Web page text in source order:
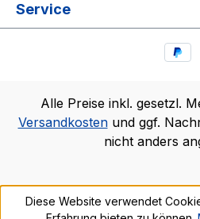
Service
Alle Preise inkl. gesetzl.
Versandkostenund ggf.
nicht anders
Diese Website verwendet